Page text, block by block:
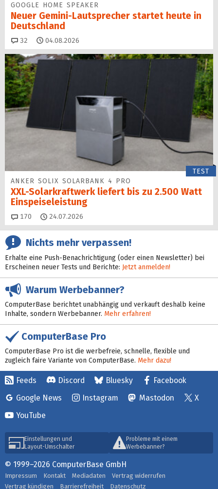
GOOGLE HOME SPEAKER
Neuer Gemini-Laut­spre­cher startet heu­te in
Deutschland
32 Kommentare
04.08.2026
TEST
ANKER SOLIX SOLARBANK 4 PRO
XXL-Solarkraftwerk liefert bis zu 2.500 Watt
Einspeise­leistung
170 Kommentare
24.07.2026
Nichts mehr verpassen!
Erhalte eine Push-Benachrichtigung (oder einen Newsletter) bei
Erscheinen neuer Tests und Berichte: Jetzt anmelden!
Warum Werbebanner?
ComputerBase berichtet unabhängig und verkauft deshalb keine
Inhalte, sondern Werbebanner. Mehr erfahren!
ComputerBase Pro
ComputerBase Pro ist die werbefreie, schnelle, flexible und
zugleich faire Variante von ComputerBase. Mehr dazu!
Feeds Discord Bluesky
Facebook
Google News
Instagram Mastodon
X
YouTube
Einstellungen und
Layout-Umschalter
Probleme mit einem
Werbebanner?
© 1999–2026 ComputerBase GmbH
Impressum Kontakt Mediadaten
Vertrag widerrufen
Vertrag kündigen
Barrierefreiheit Datenschutz